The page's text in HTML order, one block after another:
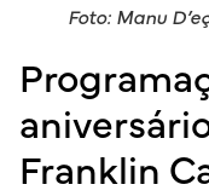
Foto: Manu
Franklin